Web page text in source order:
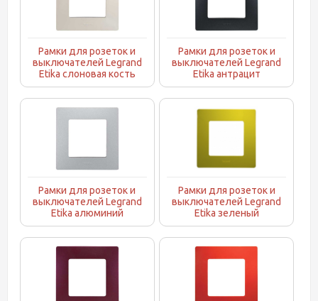
Рамки для розеток и
выключателей Legrand
Etika слоновая кость
Рамки для розеток и
выключателей Legrand
Etika антрацит
Рамки для розеток и
выключателей Legrand
Etika алюминий
Рамки для розеток и
выключателей Legrand
Etika зеленый